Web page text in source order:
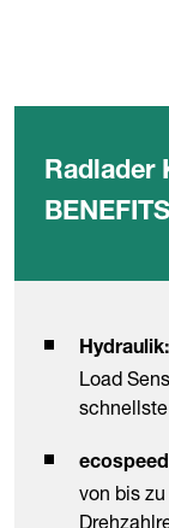
Radlader
Hydraulik:
Load
von bis